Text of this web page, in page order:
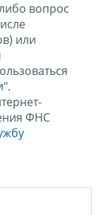
вопрос
или
.
ФНС